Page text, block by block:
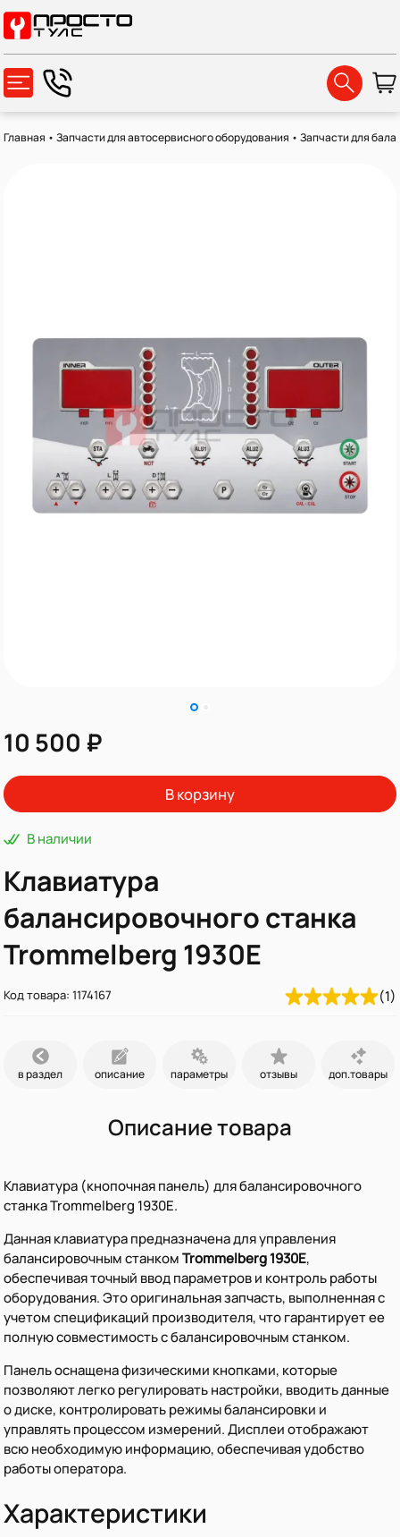
Главная •Запчасти для автосервисного оборудования •Запчасти для
10 500 ₽
В корзину
В наличии
Клавиатура
балансировочного станка
Trommelberg 1930E
Код товара: 1174167 (1)
в раздел описание параметры отзывы доп.товары
Описание товара
Клавиатура (кнопочная панель) для балансировочного
станка Trommelberg 1930E.
Данная клавиатура предназначена для управления
балансировочным станкомTrommelberg 1930E,
обеспечивая точный ввод параметров и контроль работы
оборудования. Это оригинальная запчасть, выполненная с
учетом спецификаций производителя, что гарантирует ее
полную совместимость с балансировочным станком.
Панель оснащена физическими кнопками, которые
позволяют легко регулировать настройки, вводить данные
о диске, контролировать режимы балансировки и
управлять процессом измерений. Дисплеи отображают
всю необходимую информацию, обеспечивая удобство
работы оператора.
Характеристики